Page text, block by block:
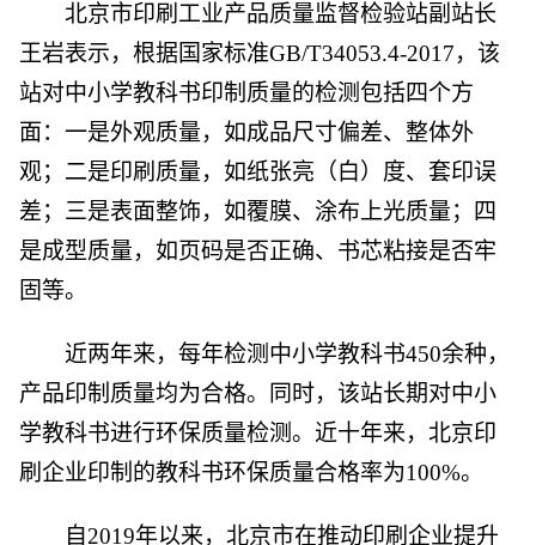
北京市印刷工业产品质量监督检验站副站长
王岩表示，根据国家标准GB/T34053.4-2017，该
站对中小学教科书印制质量的检测包括四个方
面：一是外观质量，如成品尺寸偏差、整体外
观；二是印刷质量，如纸张亮（白）度、套印误
差；三是表面整饰，如覆膜、涂布上光质量；四
是成型质量，如页码是否正确、书芯粘接是否牢
固等。
近两年来，每年检测中小学教科书450余种，
产品印制质量均为合格。同时，该站长期对中小
学教科书进行环保质量检测。近十年来，北京印
刷企业印制的教科书环保质量合格率为100%。
自2019年以来，北京市在推动印刷企业提升